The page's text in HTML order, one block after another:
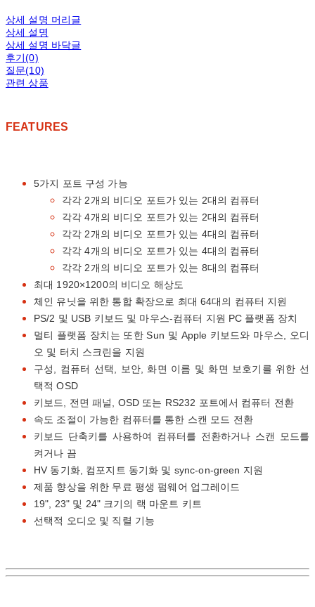
상세 설명 머리글
상세 설명
상세 설명 바닥글
후기(0)
질문(10)
관련 상품
FEATURES
5가지 포트 구성 가능
각각 2개의 비디오 포트가 있는 2대의 컴퓨터
각각 4개의 비디오 포트가 있는 2대의 컴퓨터
각각 2개의 비디오 포트가 있는 4대의 컴퓨터
각각 4개의 비디오 포트가 있는 4대의 컴퓨터
각각 2개의 비디오 포트가 있는 8대의 컴퓨터
최대 1920×1200의 비디오 해상도
체인 유닛을 위한 통합 확장으로 최대 64대의 컴퓨터 지원
PS/2 및 USB 키보드 및 마우스-컴퓨터 지원 PC 플랫폼 장치
멀티 플랫폼 장치는 또한 Sun 및 Apple 키보드와 마우스, 오디
오 및 터치 스크린을 지원
구성, 컴퓨터 선택, 보안, 화면 이름 및 화면 보호기를 위한 선
택적 OSD
키보드, 전면 패널, OSD 또는 RS232 포트에서 컴퓨터 전환
속도 조절이 가능한 컴퓨터를 통한 스캔 모드 전환
키보드 단축키를 사용하여 컴퓨터를 전환하거나 스캔 모드를
켜거나 끔
HV 동기화, 컴포지트 동기화 및 sync-on-green 지원
제품 향상을 위한 무료 평생 펌웨어 업그레이드
19", 23" 및 24" 크기의 랙 마운트 키트
선택적 오디오 및 직렬 기능